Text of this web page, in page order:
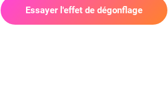
Essayer l'effet de dégonflage